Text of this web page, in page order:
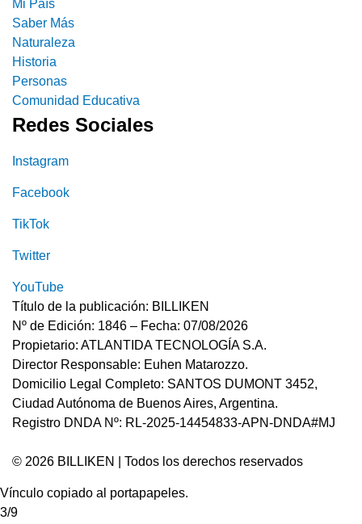
Mi País
Saber Más
Naturaleza
Historia
Personas
Comunidad Educativa
Redes Sociales
Instagram
Facebook
TikTok
Twitter
YouTube
Título de la publicación: BILLIKEN
Nº de Edición: 1846 – Fecha: 07/08/2026
Propietario: ATLANTIDA TECNOLOGÍA S.A.
Director Responsable: Euhen Matarozzo.
Domicilio Legal Completo: SANTOS DUMONT 3452,
Ciudad Autónoma de Buenos Aires, Argentina.
Registro DNDA Nº: RL-2025-14454833-APN-DNDA#MJ
© 2026 BILLIKEN | Todos los derechos reservados
Vínculo copiado al portapapeles.
3/9